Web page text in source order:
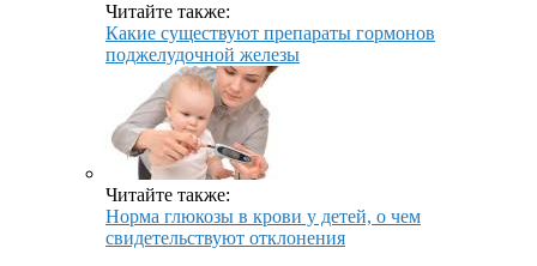
Читайте также:
Какие существуют препараты гормонов
поджелудочной железы
Читайте также:
Норма глюкозы в крови у детей, о чем
свидетельствуют отклонения